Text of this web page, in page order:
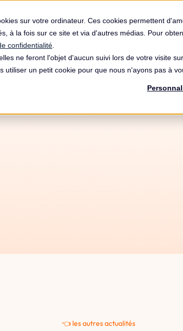
sur votre ordinateur. Ces cookies permettent
à la fois sur ce site et via d'autres médias. Pour
confidentialité
ne feront l'objet d'aucun suivi lors de votre visite
utiliser un petit cookie pour que nous n'ayons pas à
Produits
👈 les autres actualités